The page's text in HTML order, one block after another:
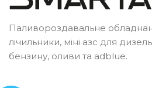
Паливороздавальне
лічильники, міні азс для
бензину, оливи та adblue.